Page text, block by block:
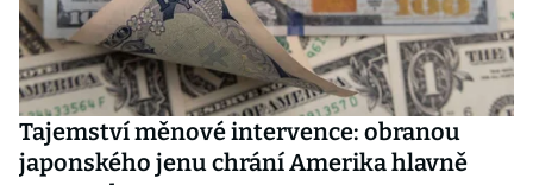
Tajemství měnové intervence: obranou
japonského jenu chrání Amerika hlavně